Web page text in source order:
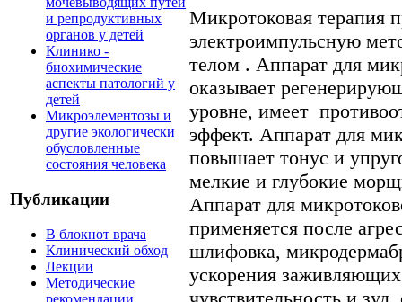
и репродуктивных
органов у детей
Клинико -
биохимические
аспекты патологий у
детей
Микроэлементозы и
другие экологически
обусловленные
состояния человека
Публикации
В блокнот врача
Клинический обход
Лекции
Методические
рекомендации
Микротоковая терапия
электроимпульсную
телом . Аппарат для
оказывает
уровне, имеет
эффект. Аппарат для
повышает тонус и
мелкие и глубокие
Аппарат для
применяется после
шлифовка,
ускорения